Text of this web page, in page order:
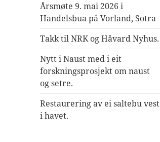
Årsmøte 9. mai 2026 i
Handelsbua på Vorland, Sotra
Takk til NRK og Håvard Nyhus.
Nytt i Naust med i eit
forskningsprosjekt om naust
og setre.
Restaurering av ei saltebu vest
i havet.